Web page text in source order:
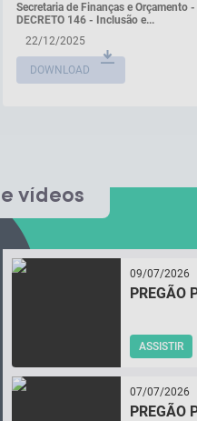
Secretaria de Finanças e Orçamento -
DECRETO 146 - Inclusão e...
22/12/2025
DOWNLOAD
vídeos
09/07/2026
PREGÃO
ASSISTIR
07/07/2026
PREGÃO